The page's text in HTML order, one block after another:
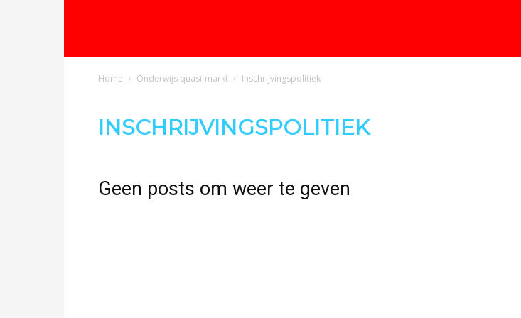
Home Onderwijs quasi-markt Inschrijvingspolitiek
INSCHRIJVINGSPOLITIEK
Geen posts om weer te geven